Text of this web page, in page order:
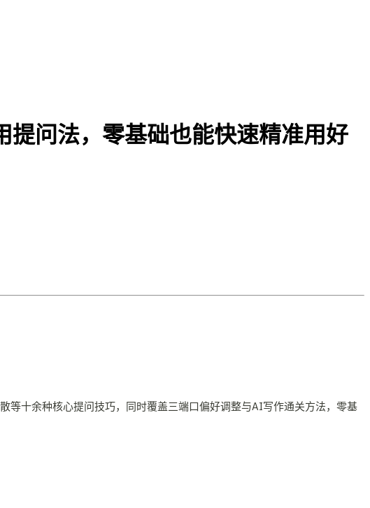
问法，零基础也能快速精准用好
等十余种核心提问技巧，同时覆盖三端口偏好调整与AI写作通关方法，零基